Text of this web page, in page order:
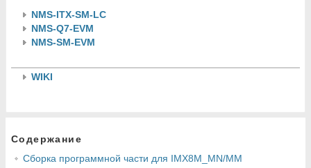
NMS-ITX-SM-LC
NMS-Q7-EVM
NMS-SM-EVM
WIKI
Содержание
Сборка программной части для IMX8M_MN/MM